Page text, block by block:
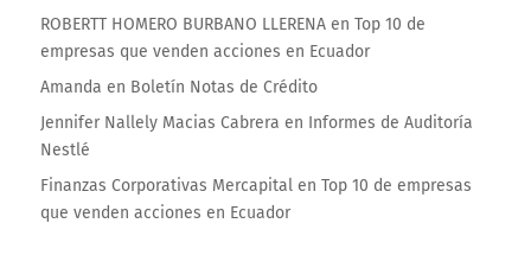
ROBERTT HOMERO BURBANO LLERENAen Top 10 de
empresas que venden acciones en Ecuador
Amanda en Boletín Notas de Crédito
Jennifer Nallely Macias Cabrera en Informes de Auditoría
Nestlé
Finanzas Corporativas Mercapitalen Top 10 de empresas
que venden acciones en Ecuador